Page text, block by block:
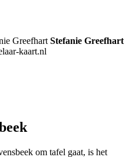
Stefanie Greefhart
kaart.nl
om tafel gaat, is het